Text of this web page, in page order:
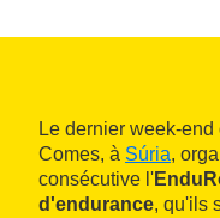
Le dernier week-
Comes, à Súria,
consécutive l'
d'endurance, qu'ils